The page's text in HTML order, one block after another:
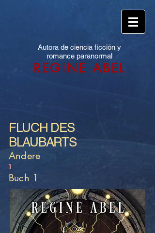
Autora de ciencia ficción y
romance paranormal
REGINE ABEL
FLUCH DES
BLAUBARTS
Andere
1
Buch 1